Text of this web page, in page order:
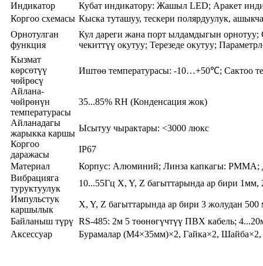
Индикатор
Кубат индикатору: Жашыл LED; Аракет
Коргоо схемасы Кыска туташуу, тескери полярдуулук,
Орнотулган
функция
Кул дареги жана порт ылдамдыгын
чекиттүү окутуу; Терезеде окутуу;
Кызмат
көрсөтүү
чөйрөсү
Иштөө температурасы: -10…+50℃; Сактоо
Айлана-
чөйрөнүн
температурасы
35...85% RH (Конденсация жок)
Айланадагы
жарыкка каршы
Ысытуу чырактары: <3000 люкс
Коргоо
даражасы
IP67
Материал
Корпус: Алюминий; Линза капкагы: PMMA;
Вибрацияга
туруктуулук
10...55Гц X, Y, Z багыттарында ар бири 1мм,
Импульстук
каршылык
X, Y, Z багыттарында ар бири 3 жолудан
Байланыш түрү RS-485: 2м 5 төөнөгүчтүү ПВХ кабель;
Аксессуар
Бурамалар (M4×35мм)×2, Гайка×2,